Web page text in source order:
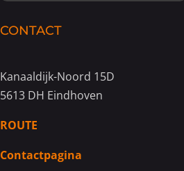
CONTACT
Kanaaldijk-Noord 15D
5613 DH Eindhoven
ROUTE
Contactpagina